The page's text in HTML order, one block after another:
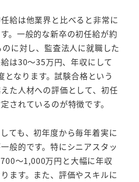
給は他業界と比べると非常に
。一般的な新卒の初任給が約
に対し、監査法人に就職した
は30～35万円、年収にして
なります。試験合格という
た人材への評価として、初任
されているのが特徴です。
ても、初年度から毎年着実に
般的です。特にシニアスタッ
～1,000万円と大幅に年収
ます。また、評価やスキルに